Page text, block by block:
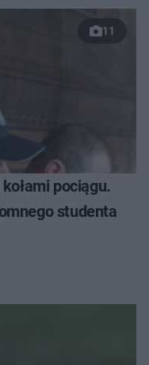
11
pociągu.
studenta